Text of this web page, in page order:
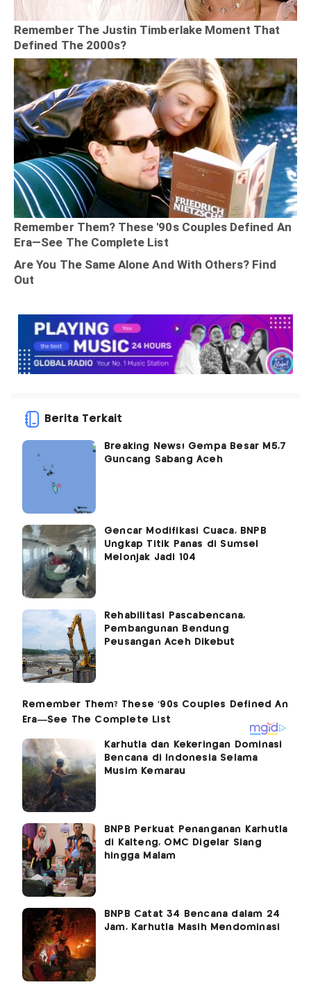
Berita Terkait
Breaking News! Gempa Besar M5,7
Guncang Sabang Aceh
Gencar Modifikasi Cuaca, BNPB
Ungkap Titik Panas di Sumsel
Melonjak Jadi 104
Rehabilitasi Pascabencana,
Pembangunan Bendung
Peusangan Aceh Dikebut
Karhutla dan Kekeringan Dominasi
Bencana di Indonesia Selama
Musim Kemarau
BNPB Perkuat Penanganan Karhutla
di Kalteng, OMC Digelar Siang
hingga Malam
BNPB Catat 34 Bencana dalam 24
Jam, Karhutla Masih Mendominasi